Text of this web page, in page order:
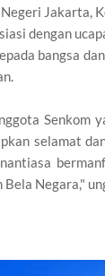
Jakarta,
dengan
bangsa
selamat
Negara,"